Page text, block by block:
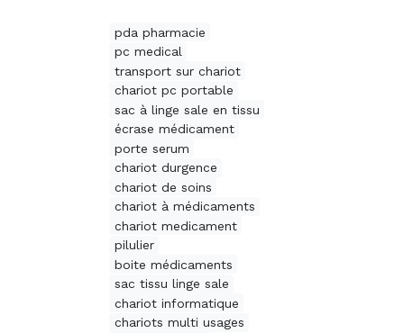
pda pharmacie
pc medical
transport sur chariot
chariot pc portable
sac à linge sale en tissu
écrase médicament
porte serum
chariot durgence
chariot de soins
chariot à médicaments
chariot medicament
pilulier
boite médicaments
sac tissu linge sale
chariot informatique
chariots multi usages